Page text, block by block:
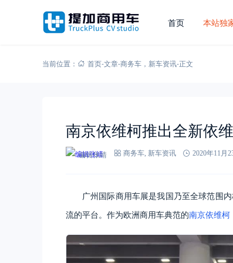
首页 本站独
当前位置： 首页-文章-商务车 ， 新车资讯-正文
南京依维柯推出全新依
编辑张靖 商务车 新车资讯 2020年11月
广州国际商用车展是我国乃至全球范围
流的平台。作为欧洲商用车典范的南京依维柯